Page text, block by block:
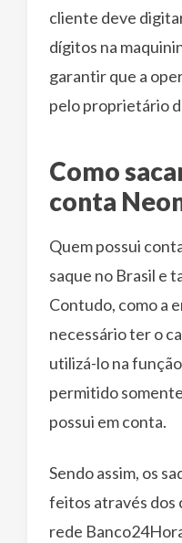
cliente deve
dígitos na
garantir que a
pelo proprietário
Como
conta
Quem possui
saque no Brasil e
Contudo, como a
necessário ter o
utilizá-lo na
permitido
possui em conta.
Sendo assim, os
feitos através dos
rede